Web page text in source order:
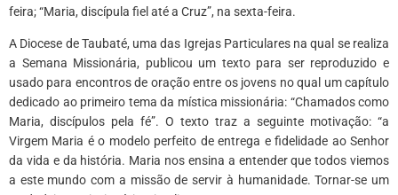
feira; “Maria, discípula fiel até a Cruz”, na sexta-feira.
A Diocese de Taubaté, uma das Igrejas Particulares na qual se realiza
a Semana Missionária, publicou um texto para ser reproduzido e
usado para encontros de oração entre os jovens no qual um capítulo
dedicado ao primeiro tema da mística missionária: “Chamados como
Maria, discípulos pela fé”. O texto traz a seguinte motivação: “a
Virgem Maria é o modelo perfeito de entrega e fidelidade ao Senhor
da vida e da história. Maria nos ensina a entender que todos viemos
a este mundo com a missão de servir à humanidade. Tornar-se um